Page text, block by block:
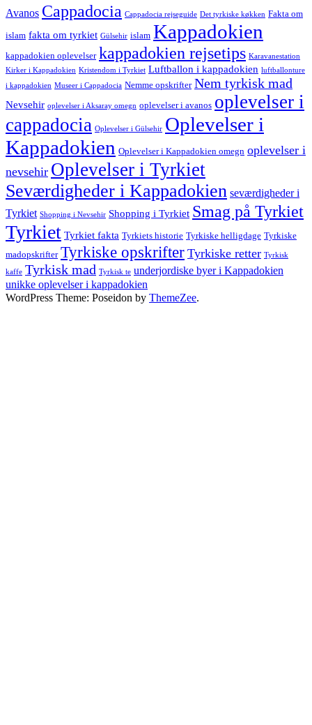
Avanos Cappadocia Cappadocia rejseguide Det tyrkiske køkken Fakta om
islam fakta om tyrkiet Gülsehir islam Kappadokien
kappadokien oplevelser kappadokien rejsetips Karavanestation
Kirker i Kappadokien Kristendom i Tyrkiet Luftballon i kappadokien luftballonture
i kappadokien Museer i Cappadocia Nemme opskrifter Nem tyrkisk mad
Nevsehir oplevelser i Aksaray omegn oplevelser i avanos oplevelser i
cappadocia Oplevelser i Gülsehir Oplevelser i
Kappadokien Oplevelser i Kappadokien omegn oplevelser i
nevsehir Oplevelser i Tyrkiet
Seværdigheder i Kappadokien seværdigheder i
Tyrkiet Shopping i Nevsehir Shopping i Tyrkiet Smag på Tyrkiet
Tyrkiet Tyrkiet fakta Tyrkiets historie Tyrkiske helligdage Tyrkiske
madopskrifter Tyrkiske opskrifter Tyrkiske retter Tyrkisk
kaffe Tyrkisk mad Tyrkisk te underjordiske byer i Kappadokien
unikke oplevelser i kappadokien
WordPress Theme: Poseidon by ThemeZee.